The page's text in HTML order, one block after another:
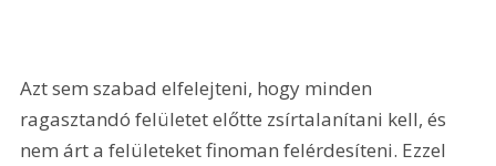
Azt sem szabad elfelejteni, hogy minden
ragasztandó felületet előtte zsírtalanítani kell, és
nem árt a felületeket finoman felérdesíteni. Ezzel